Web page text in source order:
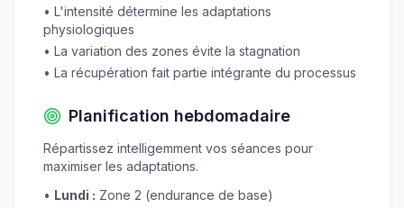
• L'intensité détermine les adaptations
physiologiques
• La variation des zones évite la stagnation
• La récupération fait partie intégrante du processus
Planification hebdomadaire
Répartissez intelligemment vos séances pour
maximiser les adaptations.
• Lundi : Zone 2 (endurance de base)